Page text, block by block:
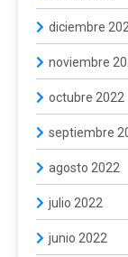
diciembre
noviembre
octubre 2022
septiembre
agosto 2022
julio 2022
junio 2022